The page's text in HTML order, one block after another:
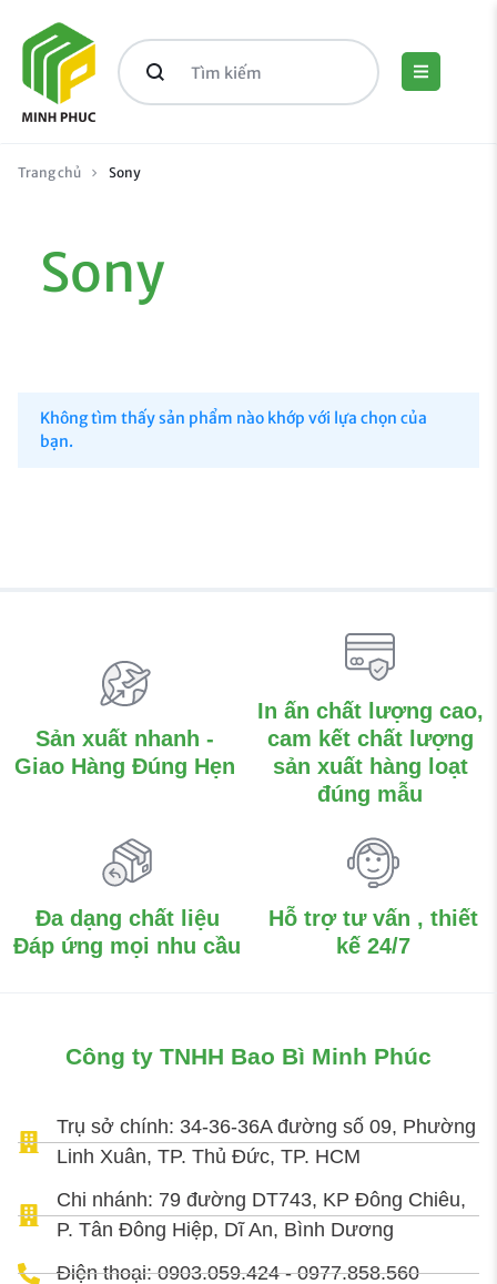
Trang chủ Sony
Sony
Không tìm thấy sản phẩm nào khớp với lựa chọn của
bạn.
Sản xuất nhanh -
Giao Hàng Đúng Hẹn
In ấn chất lượng cao,
cam kết chất lượng
sản xuất hàng loạt
đúng mẫu
Đa dạng chất liệu
Đáp ứng mọi nhu cầu
Hỗ trợ tư vấn , thiết
kế 24/7
Công ty TNHH Bao Bì Minh Phúc
Trụ sở chính: 34-36-36A đường số 09, Phường
Linh Xuân, TP. Thủ Đức, TP. HCM
Chi nhánh: 79 đường DT743, KP Đông Chiêu,
P. Tân Đông Hiệp, Dĩ An, Bình Dương
Điện thoại: 0903.059.424 - 0977.858.560